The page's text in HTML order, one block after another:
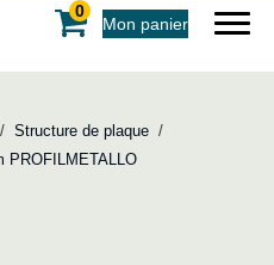
0
Mon panier
/ Structure de plaque /
PROFILMETALLO